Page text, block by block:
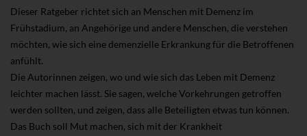
Dieser Ratgeber richtet sich an Menschen mit Demenz im
Frühstadium, an Angehörige und andere Menschen, die verstehen
möchten, wie sich eine demenzielle Erkrankung für die Betroffenen
anfühlt.
Die Autorinnen zeigen, wo und wie sich das Leben mit Demenz
leichter machen lässt. Sie sagen, welche Vorkehrungen getroffen
werden sollten, und zeigen, dass alle Beteiligten etwas tun können.
Das Buch soll Mut machen, sich mit der Krankheit